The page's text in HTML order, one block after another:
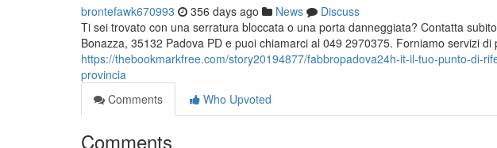
brontefawk670993 356 days ago News
Discuss
Ti sei trovato con una serratura bloccata o una porta danneggiata? Contatta
Bonazza, 35132 Padova PD e puoi chiamarci al 049 2970375. Forniamo servizi di
https://thebookmarkfree.com/story20194877/fabbropadova24h-it-il-tuo-punto-di-
provincia
Comments
Who Upvoted
Comments